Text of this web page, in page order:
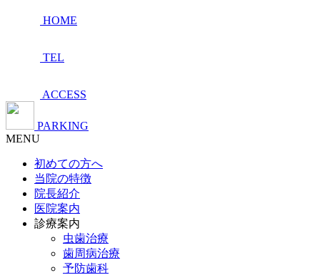
HOME
TEL
ACCESS
PARKING
MENU
初めての方へ
当院の特徴
院長紹介
医院案内
診療案内
虫歯治療
歯周病治療
予防歯科